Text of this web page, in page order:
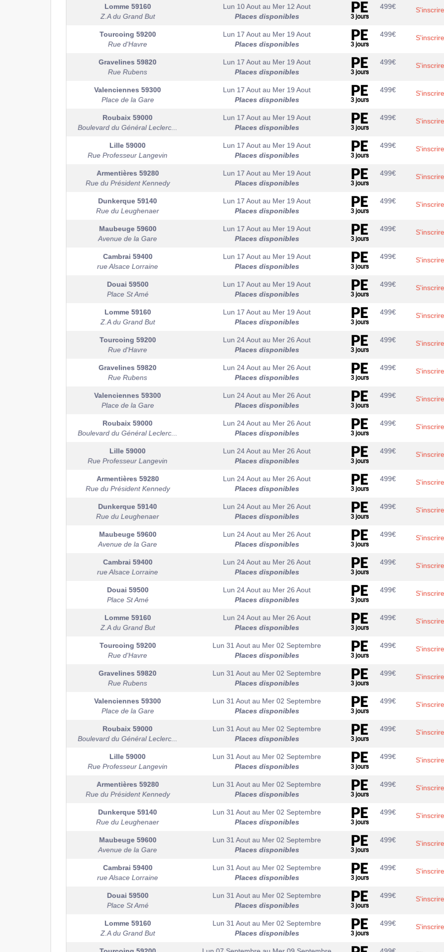
Lomme 59160
Z.A du Grand But
Lun 10 Aout au Mer 12 Aout
Places disponibles
499€ S'inscrire
Tourcoing 59200
Rue d'Havre
Lun 17 Aout au Mer 19 Aout
Places disponibles
499€ S'inscrire
Gravelines 59820
Rue Rubens
Lun 17 Aout au Mer 19 Aout
Places disponibles
499€ S'inscrire
Valenciennes 59300
Place de la Gare
Lun 17 Aout au Mer 19 Aout
Places disponibles
499€ S'inscrire
Roubaix 59000
Boulevard du Général Leclerc...
Lun 17 Aout au Mer 19 Aout
Places disponibles
499€ S'inscrire
Lille 59000
Rue Professeur Langevin
Lun 17 Aout au Mer 19 Aout
Places disponibles
499€ S'inscrire
Armentières 59280
Rue du Président Kennedy
Lun 17 Aout au Mer 19 Aout
Places disponibles
499€ S'inscrire
Dunkerque 59140
Rue du Leughenaer
Lun 17 Aout au Mer 19 Aout
Places disponibles
499€ S'inscrire
Maubeuge 59600
Avenue de la Gare
Lun 17 Aout au Mer 19 Aout
Places disponibles
499€ S'inscrire
Cambrai 59400
rue Alsace Lorraine
Lun 17 Aout au Mer 19 Aout
Places disponibles
499€ S'inscrire
Douai 59500
Place St Amé
Lun 17 Aout au Mer 19 Aout
Places disponibles
499€ S'inscrire
Lomme 59160
Z.A du Grand But
Lun 17 Aout au Mer 19 Aout
Places disponibles
499€ S'inscrire
Tourcoing 59200
Rue d'Havre
Lun 24 Aout au Mer 26 Aout
Places disponibles
499€ S'inscrire
Gravelines 59820
Rue Rubens
Lun 24 Aout au Mer 26 Aout
Places disponibles
499€ S'inscrire
Valenciennes 59300
Place de la Gare
Lun 24 Aout au Mer 26 Aout
Places disponibles
499€ S'inscrire
Roubaix 59000
Boulevard du Général Leclerc...
Lun 24 Aout au Mer 26 Aout
Places disponibles
499€ S'inscrire
Lille 59000
Rue Professeur Langevin
Lun 24 Aout au Mer 26 Aout
Places disponibles
499€ S'inscrire
Armentières 59280
Rue du Président Kennedy
Lun 24 Aout au Mer 26 Aout
Places disponibles
499€ S'inscrire
Dunkerque 59140
Rue du Leughenaer
Lun 24 Aout au Mer 26 Aout
Places disponibles
499€ S'inscrire
Maubeuge 59600
Avenue de la Gare
Lun 24 Aout au Mer 26 Aout
Places disponibles
499€ S'inscrire
Cambrai 59400
rue Alsace Lorraine
Lun 24 Aout au Mer 26 Aout
Places disponibles
499€ S'inscrire
Douai 59500
Place St Amé
Lun 24 Aout au Mer 26 Aout
Places disponibles
499€ S'inscrire
Lomme 59160
Z.A du Grand But
Lun 24 Aout au Mer 26 Aout
Places disponibles
499€ S'inscrire
Tourcoing 59200
Rue d'Havre
Lun 31 Aout au Mer 02 Septembre
Places disponibles
499€ S'inscrire
Gravelines 59820
Rue Rubens
Lun 31 Aout au Mer 02 Septembre
Places disponibles
499€ S'inscrire
Valenciennes 59300
Place de la Gare
Lun 31 Aout au Mer 02 Septembre
Places disponibles
499€ S'inscrire
Roubaix 59000
Boulevard du Général Leclerc...
Lun 31 Aout au Mer 02 Septembre
Places disponibles
499€ S'inscrire
Lille 59000
Rue Professeur Langevin
Lun 31 Aout au Mer 02 Septembre
Places disponibles
499€ S'inscrire
Armentières 59280
Rue du Président Kennedy
Lun 31 Aout au Mer 02 Septembre
Places disponibles
499€ S'inscrire
Dunkerque 59140
Rue du Leughenaer
Lun 31 Aout au Mer 02 Septembre
Places disponibles
499€ S'inscrire
Maubeuge 59600
Avenue de la Gare
Lun 31 Aout au Mer 02 Septembre
Places disponibles
499€ S'inscrire
Cambrai 59400
rue Alsace Lorraine
Lun 31 Aout au Mer 02 Septembre
Places disponibles
499€ S'inscrire
Douai 59500
Place St Amé
Lun 31 Aout au Mer 02 Septembre
Places disponibles
499€ S'inscrire
Lomme 59160
Z.A du Grand But
Lun 31 Aout au Mer 02 Septembre
Places disponibles
499€ S'inscrire